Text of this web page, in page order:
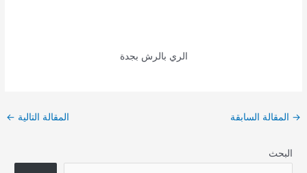
الري بالرش بجدة
Post
→ المقالة السابقة المقالة التالية ←
البحث